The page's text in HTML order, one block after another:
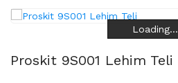
Loading...
Loading...
Loading...
Loading...
Proskit 9S001 Lehim Teli